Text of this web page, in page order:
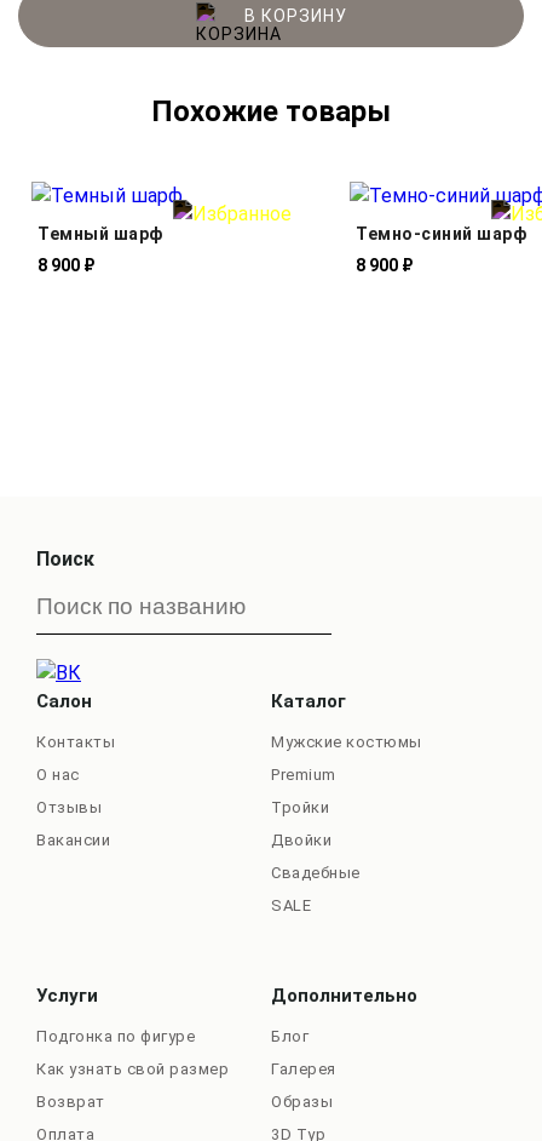
В КОРЗИНУ
Похожие товары
Темный шарф
8 900 ₽
Темно-синий шарф
8 900 ₽
Поиск
Салон
Контакты
О нас
Отзывы
Вакансии
Каталог
Мужские костюмы
Premium
Тройки
Двойки
Свадебные
SALE
Услуги
Подгонка по фигуре
Как узнать свой размер
Возврат
Оплата
Дополнительно
Блог
Галерея
Образы
3D Тур